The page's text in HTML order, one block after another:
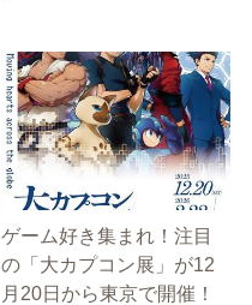
ゲーム好き集まれ！注目
の「大カプコン展」が12
月20日から東京で開催！